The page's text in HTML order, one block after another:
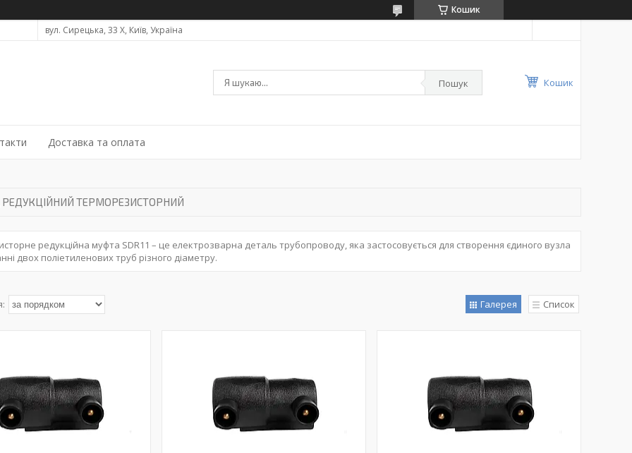
Кошик
вул. Сирецька, 33 Х, Київ, Україна
Пошук Кошик
Доставка та оплата
РЕДУКЦІЙНИЙ ТЕРМОРЕЗИСТОРНИЙ
редукційна муфта SDR11 – це електрозварна деталь трубопроводу, яка застосовується для створення єдиного вузла
двох поліетиленових труб різного діаметру.
Галерея Список